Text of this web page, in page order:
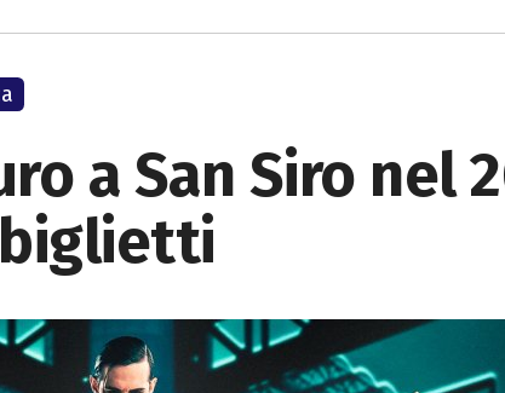
a San Siro nel